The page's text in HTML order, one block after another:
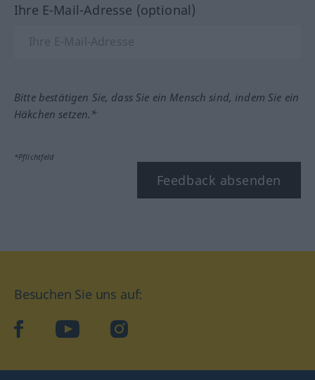
Ihre E-Mail-Adresse (optional)
Bitte bestätigen Sie, dass Sie ein Mensch sind, indem Sie ein
Häkchen setzen.*
*Pflichtfeld
Feedback absenden
Besuchen Sie uns auf:
facebookYouTube Instagram